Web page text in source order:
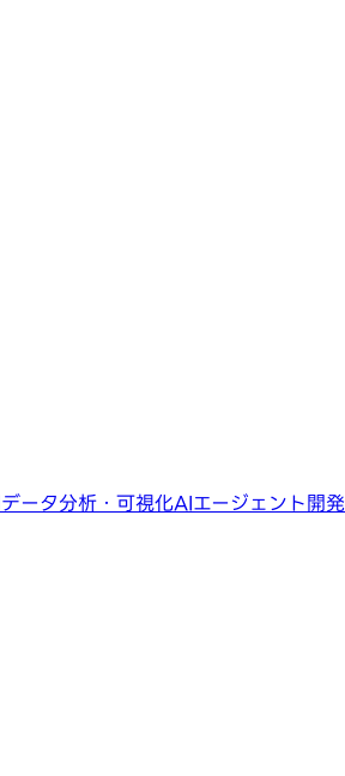
データ分析・可視化AIエージェント開発